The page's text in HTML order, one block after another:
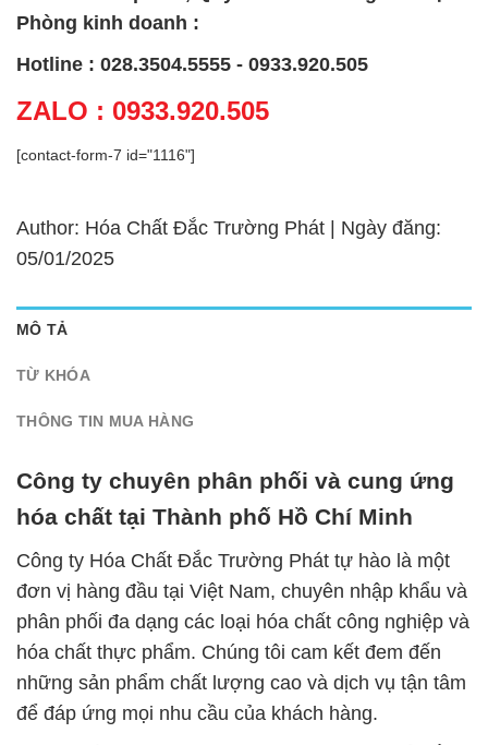
Phòng kinh doanh :
Hotline : 028.3504.5555 - 0933.920.505
ZALO : 0933.920.505
[contact-form-7 id="1116"]
Author: Hóa Chất Đắc Trường Phát | Ngày đăng:
05/01/2025
MÔ TẢ
TỪ KHÓA
THÔNG TIN MUA HÀNG
Công ty chuyên phân phối và cung ứng
hóa chất tại Thành phố Hồ Chí Minh
Công ty Hóa Chất Đắc Trường Phát tự hào là một
đơn vị hàng đầu tại Việt Nam, chuyên nhập khẩu và
phân phối đa dạng các loại hóa chất công nghiệp và
hóa chất thực phẩm. Chúng tôi cam kết đem đến
những sản phẩm chất lượng cao và dịch vụ tận tâm
để đáp ứng mọi nhu cầu của khách hàng.